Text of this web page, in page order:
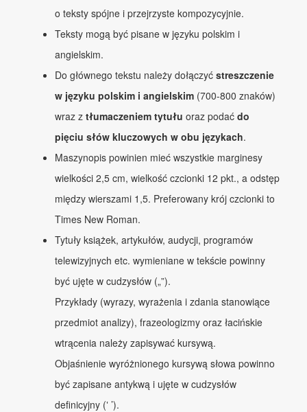
o teksty spójne i przejrzyste kompozycyjnie.
Teksty mogą być pisane w języku polskim i
angielskim.
Do głównego tekstu należy dołączyć streszczenie
w języku polskim i angielskim (700-800 znaków)
wraz z tłumaczeniem tytułu oraz podać do
pięciu słów kluczowych w obu językach.
Maszynopis powinien mieć wszystkie marginesy
wielkości 2,5 cm, wielkość czcionki 12 pkt., a odstęp
między wierszami 1,5. Preferowany krój czcionki to
Times New Roman.
Tytuły książek, artykułów, audycji, programów
telewizyjnych etc. wymieniane w tekście powinny
być ujęte w cudzysłów („”).
Przykłady (wyrazy, wyrażenia i zdania stanowiące
przedmiot analizy), frazeologizmy oraz łacińskie
wtrącenia należy zapisywać kursywą.
Objaśnienie wyróżnionego kursywą słowa powinno
być zapisane antykwą i ujęte w cudzysłów
definicyjny (‛ ’).